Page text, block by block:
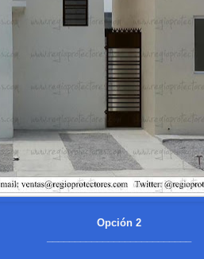
Opción 2